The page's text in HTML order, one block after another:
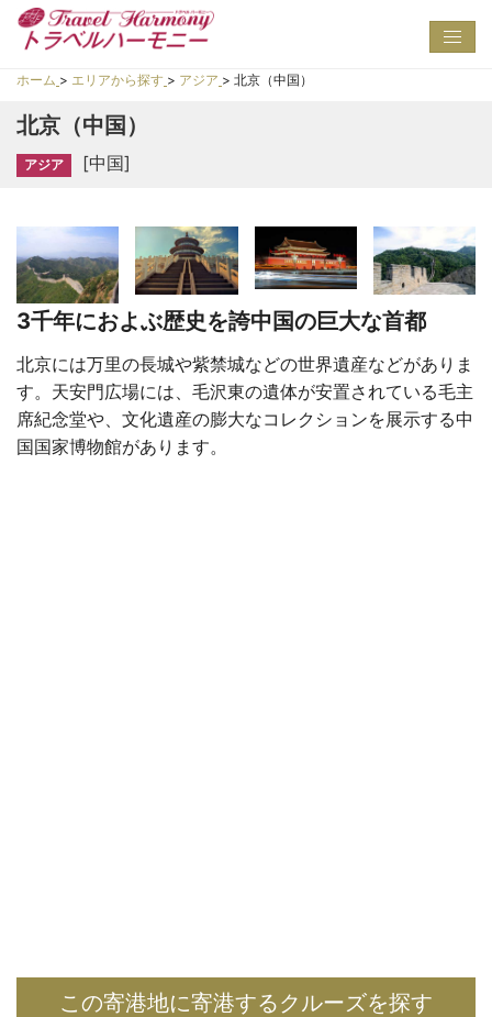
ホーム > エリアから探す > アジア > 北京（中国）
北京（中国）
アジア [中国]
3千年におよぶ歴史を誇中国の巨大な首都
北京には万里の長城や紫禁城などの世界遺産などがありま
す。天安門広場には、毛沢東の遺体が安置されている毛主
席紀念堂や、文化遺産の膨大なコレクションを展示する中
国国家博物館があります。
この寄港地に寄港するクルーズを探す